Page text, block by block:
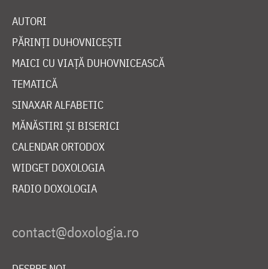
AUTORI
PĂRINȚI DUHOVNICEȘTI
MAICI CU VIAȚĂ DUHOVNICEASCĂ
TEMATICĂ
SINAXAR ALFABETIC
MĂNĂSTIRI ȘI BISERICI
CALENDAR ORTODOX
WIDGET DOXOLOGIA
RADIO DOXOLOGIA